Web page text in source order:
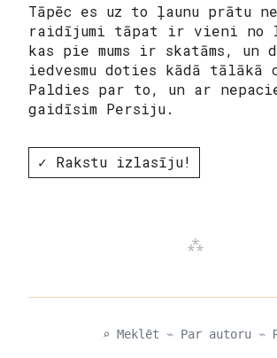
Tāpēc es uz to ļaunu prātu
raidījumi tāpat ir vieni no
kas pie mums ir skatāms, un
iedvesmu doties kādā tālākā
Paldies par to, un ar
gaidīsim Persiju.
✓ Rakstu izlasīju!
⌕ Meklēt ⌁ Par autoru ⌁